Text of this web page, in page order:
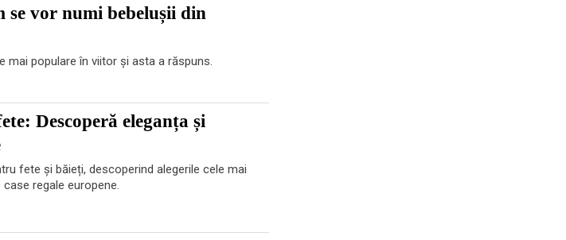
se vor numi bebelușii din
mai populare în viitor și asta a răspuns.
Descoperă eleganța și
fete și băieți, descoperind alegerile cele mai
regale europene.